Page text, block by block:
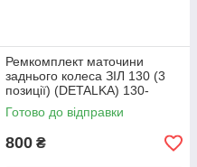
Ремкомплект маточини
заднього колеса ЗІЛ 130 (3
позиції) (DETALKA) 130-
2401052/54/50
Готово до відправки
800 ₴